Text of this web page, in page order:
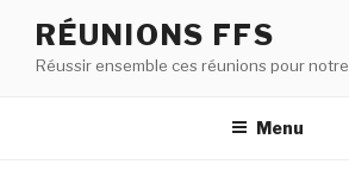
RÉUNIONS FFS
Réussir ensemble ces réunions pour
Menu